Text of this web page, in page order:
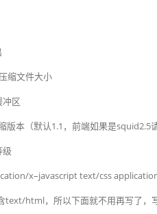
缩文件大小
区
版本（默认1.1，前端如果是squid2.5请
级
/x–javascripttext/css
text/html，所以下面就不用再写了，